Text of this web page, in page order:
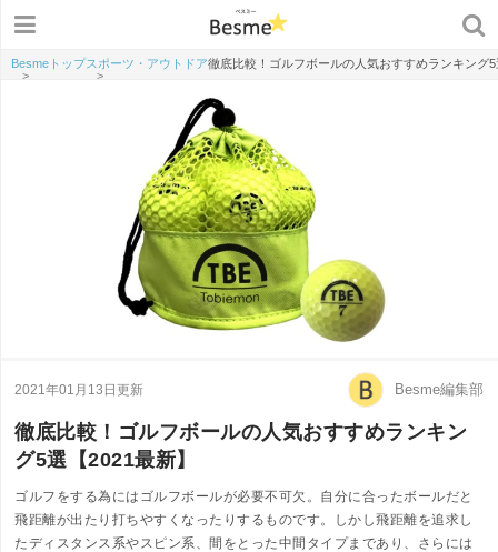
Besmeトップ
>
スポーツ・アウトドア
>
徹底比較！ゴルフボールの人気おすすめランキング
2021年01月13日更新 Besme編集部
徹底比較！ゴルフボールの人気おすすめランキン
グ5選【2021最新】
ゴルフをする為にはゴルフボールが必要不可欠。自分に合ったボールだと
飛距離が出たり打ちやすくなったりするものです。しかし飛距離を追求し
たディスタンス系やスピン系、間をとった中間タイプまであり、さらには